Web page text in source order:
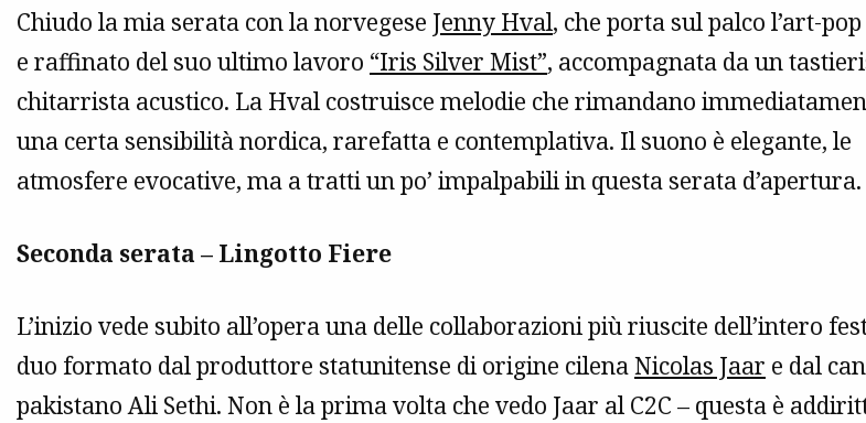
Chiudo la mia serata con la norvegese Jenny Hval, che porta sul palco l’art-
e raffinato del suo ultimo lavoro “Iris Silver Mist”, accompagnata da un
chitarrista acustico. La Hval costruisce melodie che rimandano
una certa sensibilità nordica, rarefatta e contemplativa. Il suono è elegante, le
atmosfere evocative, ma a tratti un po’ impalpabili in questa serata d’apertura.
Seconda serata – Lingotto Fiere
L’inizio vede subito all’opera una delle collaborazioni più riuscite dell’intero
duo formato dal produttore statunitense di origine cilenaNicolas Jaar e dal
pakistano Ali Sethi. Non è la prima volta che vedo Jaar al C2C – questa è